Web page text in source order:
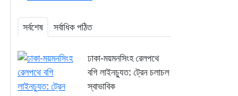
সর্বশেষ সর্বাধিক পঠিত
ঢাকা-ময়মনসিংহ রেলপথে
বগি লাইনচ্যুত: ট্রেন চলাচল
স্বাভাবিক